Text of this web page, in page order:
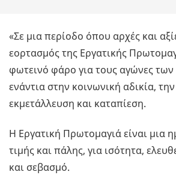
«Σε μια περίοδο όπου αρχές και
εορτασμός της Εργατικής
φωτεινό φάρο για τους αγώνες
ενάντια στην κοινωνική αδικία,
εκμετάλλευση και καταπίεση.
Η Εργατική Πρωτομαγιά είναι μια
τιμής και πάλης, για ισότητα,
και σεβασμό.